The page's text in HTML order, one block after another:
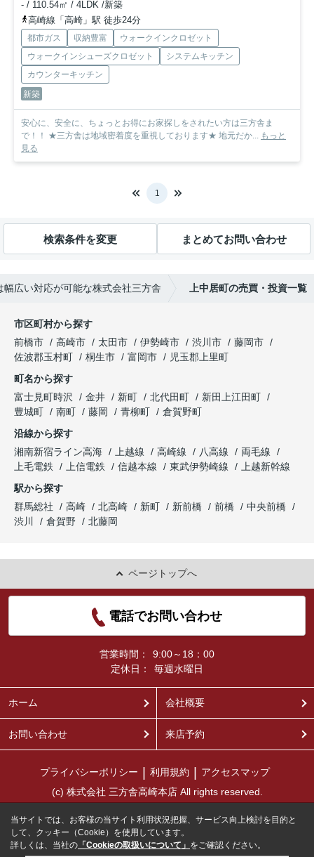
- / 110.54㎡ / 4LDK /新築
高崎線「高崎」駅 徒歩24分
都市ガス 収納豊富
ウォークインクロゼット
ウォークインシューズクロゼット
システムキッチン
カウンターキッチン
新築
安心に、安全に、ちょっとお得にお家探しをされたい方は三方舎ま
で！！ ★三方舎は地域密着度を重視しております★ 地元だか... もっと
見る
1
検索条件を変更 まとめてお問い合わせ
広い対応が可能な株式会社三方舎 上中居町の売買・投資一覧
市区町村から探す
前橋市
高崎市 太田市 伊勢崎市 渋川市
藤岡市
佐波郡玉村町
桐生市 富岡市
児玉郡上里町
町名から探す
富士見町時沢
金井 新町 北代田町
新田上江田町
豊城町
南町 藤岡 青柳町
倉賀野町
沿線から探す
湘南新宿ライン高海
上越線 高崎線 八高線
両毛線
上毛電鉄
上信電鉄 信越本線 東武伊勢崎線
上越新幹線
駅から探す
群馬総社
高崎 北高崎 新町 新前橋 前橋
中央前橋
渋川
倉賀野 北藤岡
ページトップへ
電話でお問い合わせ
営業時間：
9:00～18：00
定休日：
毎週水曜日
ホーム 会社概要
お問い合わせ 来店予約
プライバシーポリシー 利用規約
アクセスマップ
(c) 株式会社 三方舎高崎本店 All rights reserved.
当サイトでは、お客様の当サイト利用状況把握、サービス向上検討を目的と
して、クッキー（Cookie）を使用しています。
詳しくは、当社の 「Cookieの取扱いについて」 をご確認ください。